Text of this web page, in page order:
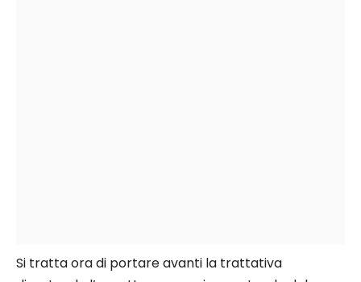
Si tratta ora di portare avanti la trattativa